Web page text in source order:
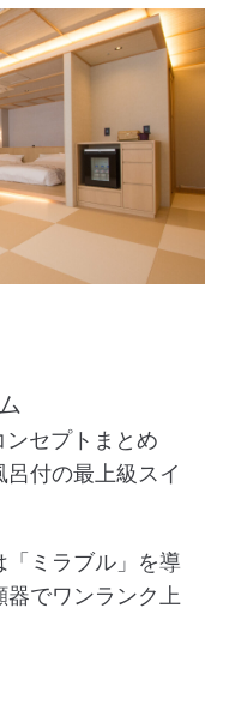
ンセプトまとめ
呂付の最上級スイ
ミラブル」を導
器でワンランク上